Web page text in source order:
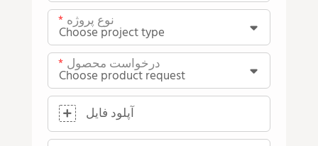
نوع پروژه
درخواست محصول
آپلود فایل